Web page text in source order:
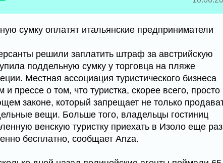
сумку оплатят итальянские предприниматели
решили заплатить штраф за австрийскую
поддельную сумку у торговца на пляже
Местная ассоциация туристического бизнеса
прессе о том, что туристка, скорее всего, просто
законе, который запрещает не только
вещи. Больше того, владельцы гостиниц
венскую туристку приехать в Изоло еще
бесплатно, сообщает Anza.